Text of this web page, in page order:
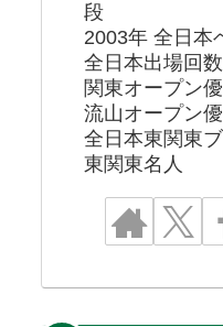
段
2003年 全日
全日本出場回
関東オープン
流山オープン
全日本東関東
東関東名人